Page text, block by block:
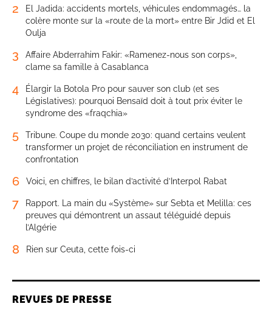
2
El Jadida: accidents mortels, véhicules endommagés… la
colère monte sur la «route de la mort» entre Bir Jdid et El
Oulja
3
Affaire Abderrahim Fakir: «Ramenez-nous son corps»,
clame sa famille à Casablanca
4
Élargir la Botola Pro pour sauver son club (et ses
Législatives): pourquoi Bensaïd doit à tout prix éviter le
syndrome des «fraqchia»
5
Tribune. Coupe du monde 2030: quand certains veulent
transformer un projet de réconciliation en instrument de
confrontation
6 Voici, en chiffres, le bilan d’activité d’Interpol Rabat
7
Rapport. La main du «Système» sur Sebta et Melilla: ces
preuves qui démontrent un assaut téléguidé depuis
l’Algérie
8 Rien sur Ceuta, cette fois-ci
REVUES DE PRESSE